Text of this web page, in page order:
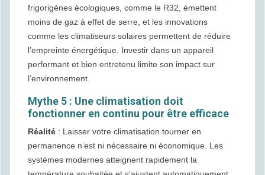
frigorigènes écologiques, comme le R32, émettent
moins de gaz à effet de serre, et les innovations
comme les climatiseurs solaires permettent de réduire
l’empreinte énergétique. Investir dans un appareil
performant et bien entretenu limite son impact sur
l’environnement.
Mythe 5 : Une climatisation doit
fonctionner en continu pour être efficace
Réalité : Laisser votre climatisation tourner en
permanence n’est ni nécessaire ni économique. Les
systèmes modernes atteignent rapidement la